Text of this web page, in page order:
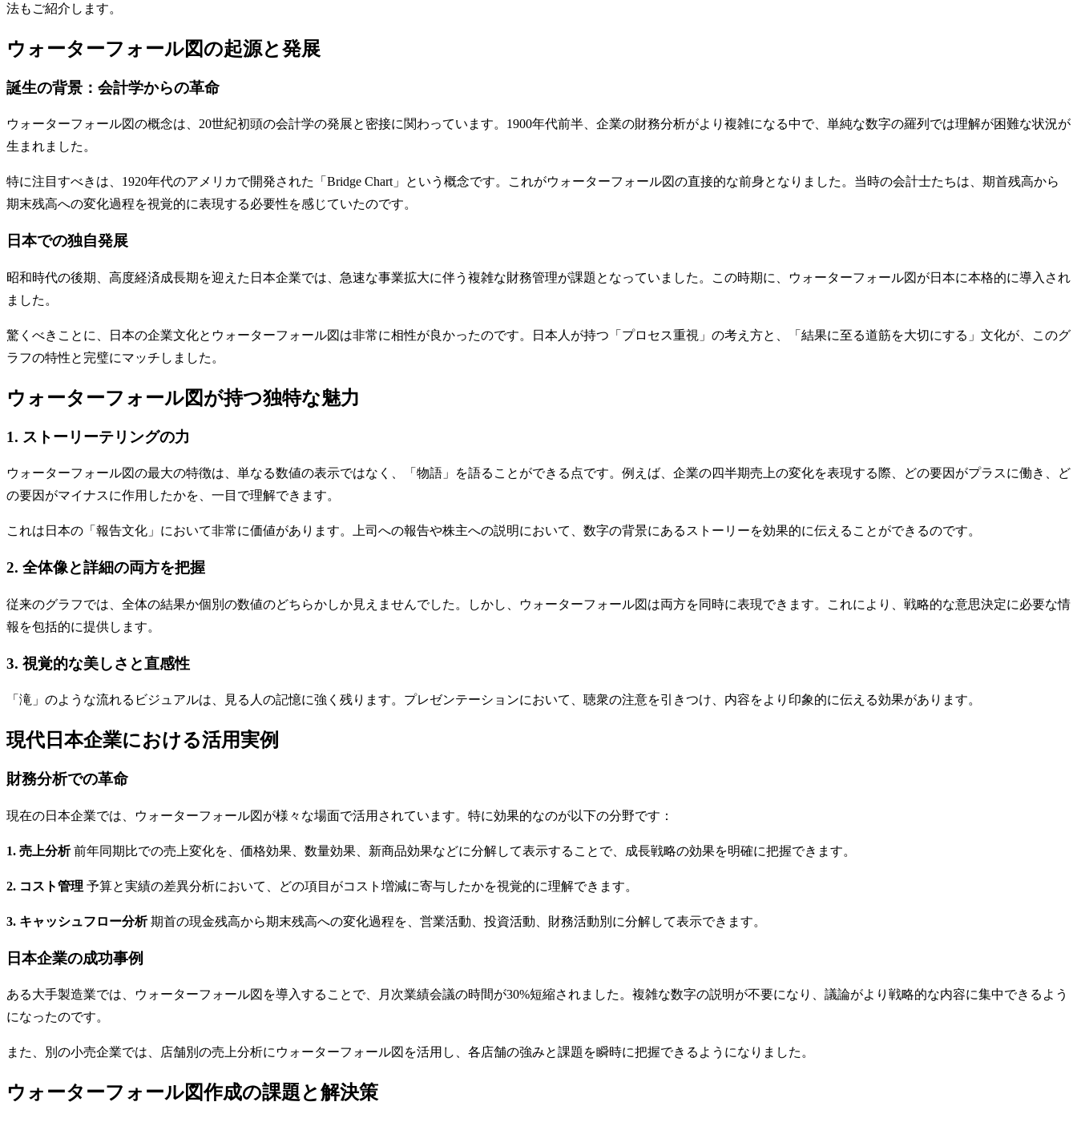
法もご紹介します。
ウォーターフォール図の起源と発展
誕生の背景：会計学からの革命
ウォーターフォール図の概念は、20世紀初頭の会計学の発展と密接に関わっています。1900年代前半、企業の財務分析がより複雑になる中で、単純な数字の羅列では理解が困難な状況が
生まれました。
特に注目すべきは、1920年代のアメリカで開発された「Bridge Chart」という概念です。これがウォーターフォール図の直接的な前身となりました。当時の会計士たちは、期首残高から
期末残高への変化過程を視覚的に表現する必要性を感じていたのです。
日本での独自発展
昭和時代の後期、高度経済成長期を迎えた日本企業では、急速な事業拡大に伴う複雑な財務管理が課題となっていました。この時期に、ウォーターフォール図が日本に本格的に導入され
ました。
驚くべきことに、日本の企業文化とウォーターフォール図は非常に相性が良かったのです。日本人が持つ「プロセス重視」の考え方と、「結果に至る道筋を大切にする」文化が、このグ
ラフの特性と完璧にマッチしました。
ウォーターフォール図が持つ独特な魅力
1. ストーリーテリングの力
ウォーターフォール図の最大の特徴は、単なる数値の表示ではなく、「物語」を語ることができる点です。例えば、企業の四半期売上の変化を表現する際、どの要因がプラスに働き、ど
の要因がマイナスに作用したかを、一目で理解できます。
これは日本の「報告文化」において非常に価値があります。上司への報告や株主への説明において、数字の背景にあるストーリーを効果的に伝えることができるのです。
2. 全体像と詳細の両方を把握
従来のグラフでは、全体の結果か個別の数値のどちらかしか見えませんでした。しかし、ウォーターフォール図は両方を同時に表現できます。これにより、戦略的な意思決定に必要な情
報を包括的に提供します。
3. 視覚的な美しさと直感性
「滝」のような流れるビジュアルは、見る人の記憶に強く残ります。プレゼンテーションにおいて、聴衆の注意を引きつけ、内容をより印象的に伝える効果があります。
現代日本企業における活用実例
財務分析での革命
現在の日本企業では、ウォーターフォール図が様々な場面で活用されています。特に効果的なのが以下の分野です：
1. 売上分析前年同期比での売上変化を、価格効果、数量効果、新商品効果などに分解して表示することで、成長戦略の効果を明確に把握できます。
2. コスト管理 予算と実績の差異分析において、どの項目がコスト増減に寄与したかを視覚的に理解できます。
3. キャッシュフロー分析期首の現金残高から期末残高への変化過程を、営業活動、投資活動、財務活動別に分解して表示できます。
日本企業の成功事例
ある大手製造業では、ウォーターフォール図を導入することで、月次業績会議の時間が30%短縮されました。複雑な数字の説明が不要になり、議論がより戦略的な内容に集中できるよう
になったのです。
また、別の小売企業では、店舗別の売上分析にウォーターフォール図を活用し、各店舗の強みと課題を瞬時に把握できるようになりました。
ウォーターフォール図作成の課題と解決策